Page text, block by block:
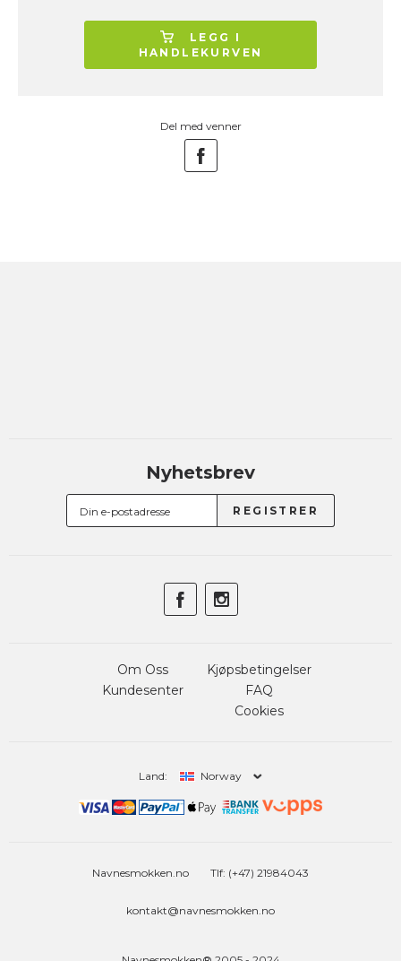
LEGG I
HANDLEKURVEN
Del med venner
Nyhetsbrev
Om Oss
Kundesenter
Kjøpsbetingelser
FAQ
Cookies
Land: Norway
Navnesmokken.no Tlf: (+47) 21984043
kontakt@navnesmokken.no